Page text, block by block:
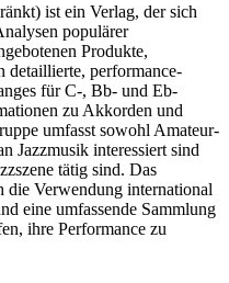
ist ein Verlag, der sich
populärer
Produkte,
detaillierte, performance-
für C-, Bb- und Eb-
zu Akkorden und
umfasst sowohl Amateur-
Jazzmusik interessiert sind
tätig sind. Das
die Verwendung international
eine umfassende Sammlung
ihre Performance zu